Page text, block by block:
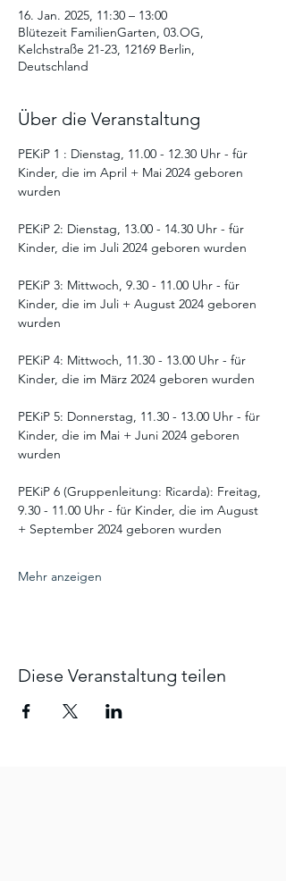
16. Jan. 2025, 11:30 – 13:00
Blütezeit FamilienGarten, 03.OG,
Kelchstraße 21-23, 12169 Berlin,
Deutschland
Über die Veranstaltung
PEKiP 1 : Dienstag, 11.00 - 12.30 Uhr - für
Kinder, die im April + Mai 2024 geboren
wurden
PEKiP 2: Dienstag, 13.00 - 14.30 Uhr - für
Kinder, die im Juli 2024 geboren wurden
PEKiP 3: Mittwoch, 9.30 - 11.00 Uhr - für
Kinder, die im Juli + August 2024 geboren
wurden
PEKiP 4: Mittwoch, 11.30 - 13.00 Uhr - für
Kinder, die im März 2024 geboren wurden
PEKiP 5: Donnerstag, 11.30 - 13.00 Uhr - für
Kinder, die im Mai + Juni 2024 geboren
wurden
PEKiP 6 (Gruppenleitung: Ricarda): Freitag,
9.30 - 11.00 Uhr - für Kinder, die im August
+ September 2024 geboren wurden
Mehr anzeigen
Diese Veranstaltung teilen